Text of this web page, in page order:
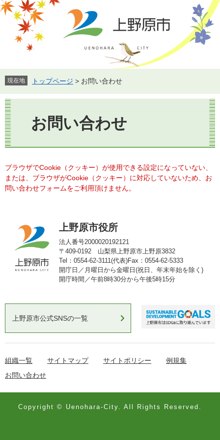
ペ
ー
す。
メ
ニ
し
て
本
文
へ
現在地 トップページ > お問い合わせ
本
文
お問い合わせ
ブラウザでCookie（クッキー）が使用できる設定になっていない、
または、ブラウザがCookie（クッキー）に対応していないため、お
問い合わせフォームをご利用頂けません。
上野原市役所
法人番号2000020192121
〒409-0192 山梨県上野原市上野原3832
Tel：0554-62-3111(代表)Fax：0554-62-5333
開庁日／月曜日から金曜日(祝日、年末年始を除く)
開庁時間／午前8時30分から午後5時15分
上野原市公式SNSの一覧
組織一覧 サイトマップ サイトポリシー
例規集
お問い合わせ
Copyright © Uenohara-City. All Rights Reserved.